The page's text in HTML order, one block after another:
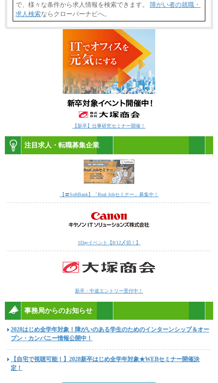
で、様々な条件から求人情報を検索できます。 障がい者の就職・
求人検索ならクローバーナビへ。
【新卒】仕事研究セミナー開催！
注目求人・転職募集企業
【〓SoftBank】「Real Jobセミナー」募集中！
1Dayイベント【8/12〆切！】
新卒・中途エントリー受付中！
事務局からのお知らせ
2028はじめ全学年対象！障がいのある学生のためのインターンシップ＆オー
プン・カンパニー情報公開中！
【自宅で視聴可能！】2028新卒はじめ全学年対象★WEBセミナー開催決
定！